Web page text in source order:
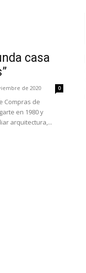
casa
de 2020 0
Compras de
en 1980 y
arquitectura,...